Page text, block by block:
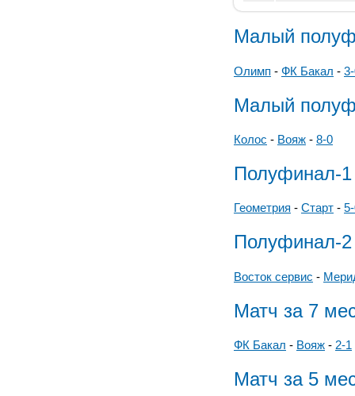
Малый
Олимп - ФК Бакал -
Малый
Колос - Вояж - 8-0
Полуфинал-1
Геометрия - Старт -
Полуфинал-2
Восток сервис -
Матч за 7
ФК Бакал - Вояж - 2-1
Матч за 5